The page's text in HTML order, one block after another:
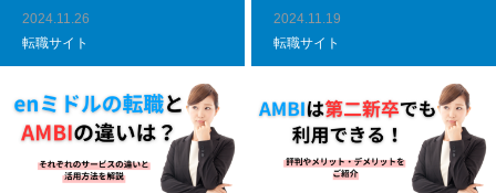
きるのかを解説
2024.11.26
転職サイト
2024.11.19
転職サイト